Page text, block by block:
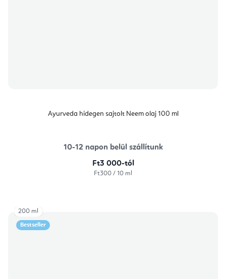
Ayurveda hidegen sajtolt Neem olaj 100 ml
10-12 napon belül szállítunk
Ft3 000-tól
Egységár:
Ft300 / 10 ml
Bestseller
200 ml